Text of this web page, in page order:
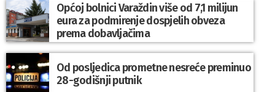
Općoj bolnici Varaždin više od 7,1 milijun
eura za podmirenje dospjelih obveza
prema dobavljačima
Od posljedica prometne nesreće preminuo
28-godišnji putnik